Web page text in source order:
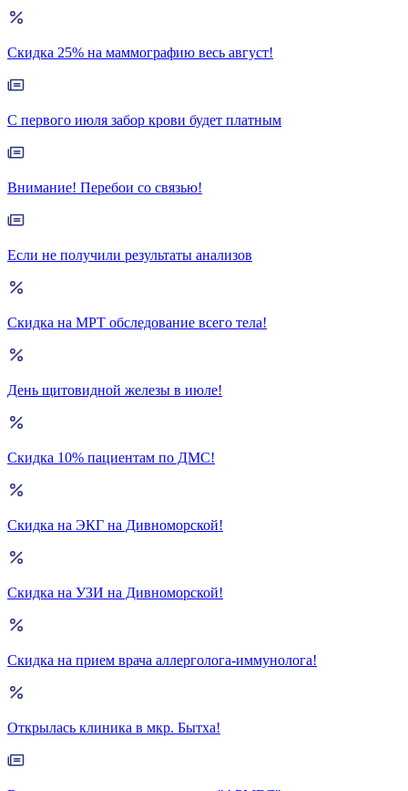
Скидка 25% на маммографию весь август!
С первого июля забор крови будет платным
Внимание! Перебои со связью!
Если не получили результаты анализов
Скидка на МРТ обследование всего тела!
День щитовидной железы в июле!
Скидка 10% пациентам по ДМС!
Скидка на ЭКГ на Дивноморской!
Скидка на УЗИ на Дивноморской!
Скидка на прием врача аллерголога-иммунолога!
Открылась клиника в мкр. Бытха!